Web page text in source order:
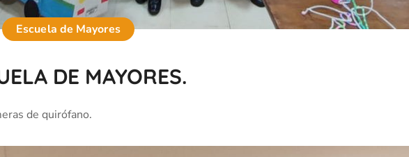
Escuela de Mayores
DE MAYORES.
de quirófano.